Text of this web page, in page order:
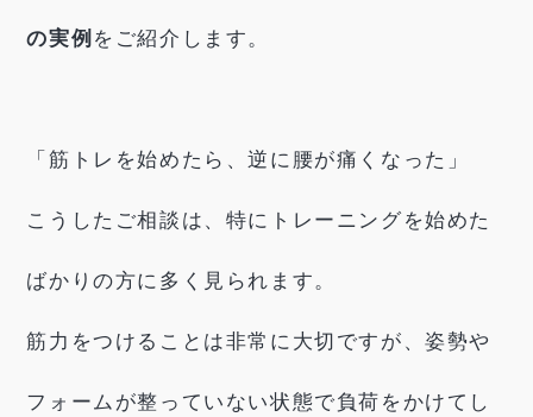
の実例 をご紹介します。
「筋トレを始めたら、逆に腰が痛くなった」
こうしたご相談は、特にトレーニングを始めた
ばかりの方に多く見られます。
筋力をつけることは非常に大切ですが、姿勢や
フォームが整っていない状態で負荷をかけてし